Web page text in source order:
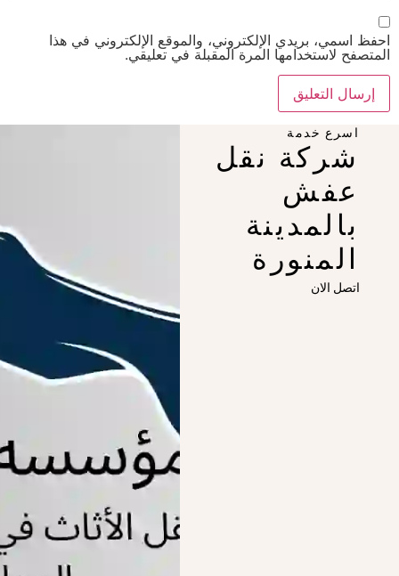
احفظ اسمي، بريدي الإلكتروني، والموقع الإلكتروني في هذا
المتصفح لاستخدامها المرة المقبلة في تعليقي.
اسرع خدمة
شركة نقل
عفش
بالمدينة
المنورة
اتصل الان